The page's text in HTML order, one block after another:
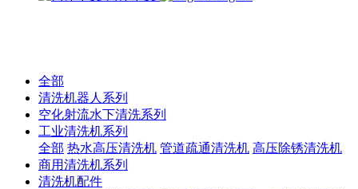
全部
清洗机器人系列
空化射流水下清洗系列
工业清洗机系列
全部 热水高压清洗机 管道疏通清洗机 高压除锈清洗机
商用清洗机系列
清洗机配件